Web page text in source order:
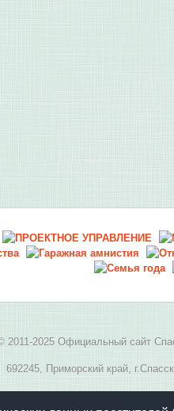
2011-2025 Официальный сайт
692245, Приморский край,